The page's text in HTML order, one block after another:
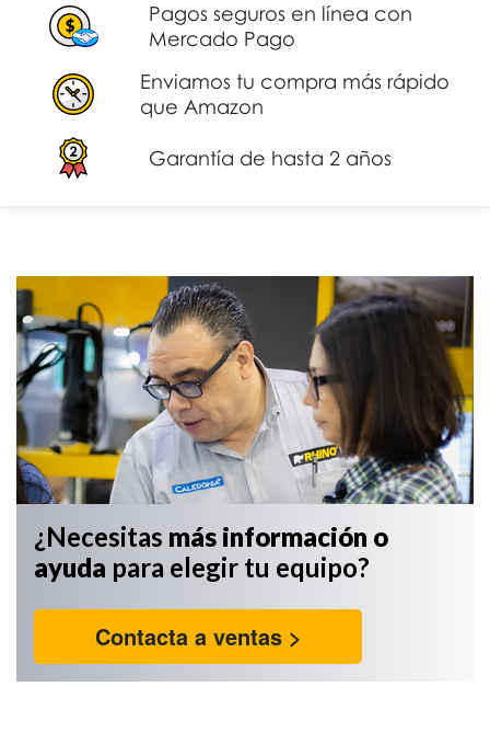
Pagos seguros en línea con
Mercado Pago
Enviamos tu compra más rápido
que Amazon
Garantía de hasta 2 años
¿Necesitas más información o
ayuda para elegir tu equipo?
Contacta a ventas >